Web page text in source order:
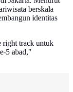
berskala
identitas
right track untuk
5 abad,"